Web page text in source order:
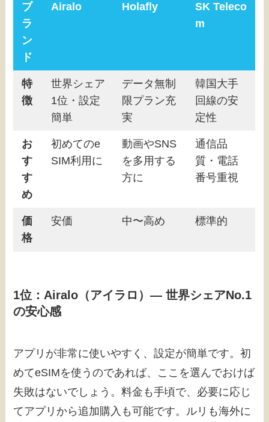
ブ
ラ
ン
ド
Airalo Holafly
SK Teleco
m
特
徴
世界シェア
1位・設定
簡単
データ無制
限プラン充
実
韓国大手
回線の安
定性
お
す
す
め
初めてのe
SIM利用に
動画やSNS
を多用する
方に
通信品
質・電話
番号重視
価
格
安価 中〜高め 標準的
1位：Airalo（アイラロ）― 世界シェアNo.1
の安心感
アプリが非常に使いやすく、設定が簡単です。初
めてeSIMを使うのであれば、ここを選んでおけば
失敗はないでしょう。料金も手頃で、必要に応じ
てアプリから追加購入も可能です。ルリも海外に